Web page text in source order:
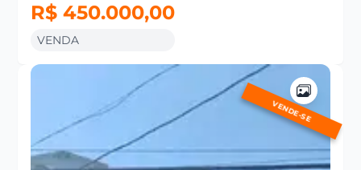
R$ 450.000,00
VENDA
VENDE-SE